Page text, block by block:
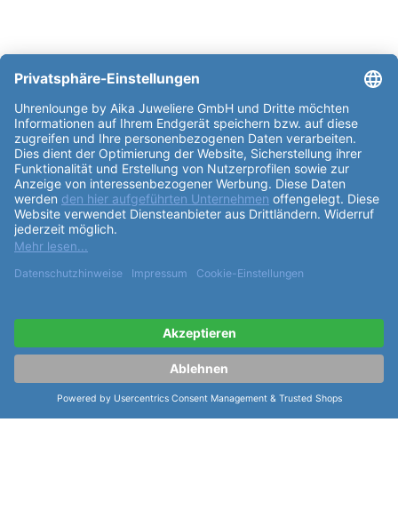
weitere Informationen zur Rado -
Centrix Band Set Centrix L Edelstahl
Bico Au2n